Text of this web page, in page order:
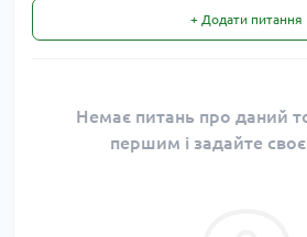
+ Додати питання
Немає питань про даний
першим і задайте